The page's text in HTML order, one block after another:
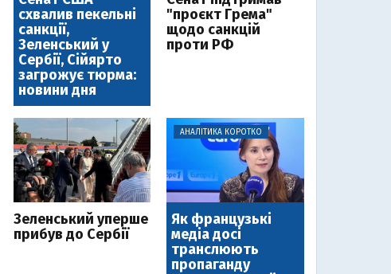
схвалив пекельні
санкції,
Зеленський у
Сербії, Сійярто
загрожує тюрма:
новини дня
"проєкт Грема"
щодо санкцій
проти РФ
Зеленський уперше
прибув до Сербії
АНАЛІТИКА КОРОТКО
Як французькі
медіа досі
транслюють
пропаганду